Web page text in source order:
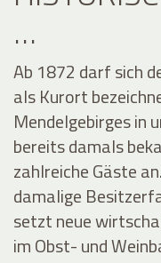
…
Ab 1872 darf sich
als Kurort
Mendelgebirges in
bereits damals
zahlreiche Gäste
damalige
setzt neue
im Obst- und